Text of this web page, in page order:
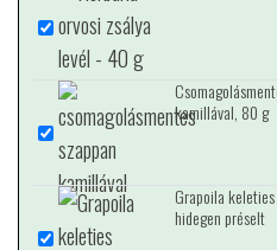
kamillával, 80 g
Grapoila
hidegen préselt